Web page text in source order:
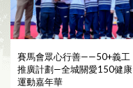
賽馬會眾心行善——50+義工
推廣計劃—全城關愛150健康
運動嘉年華